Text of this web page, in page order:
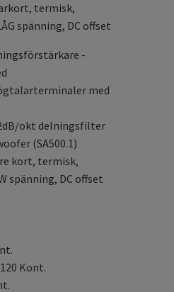
termisk,
spänning, DC offset
-
med
okt delningsfilter
(SA500.1)
kort, termisk,
spänning, DC offset
Kont.